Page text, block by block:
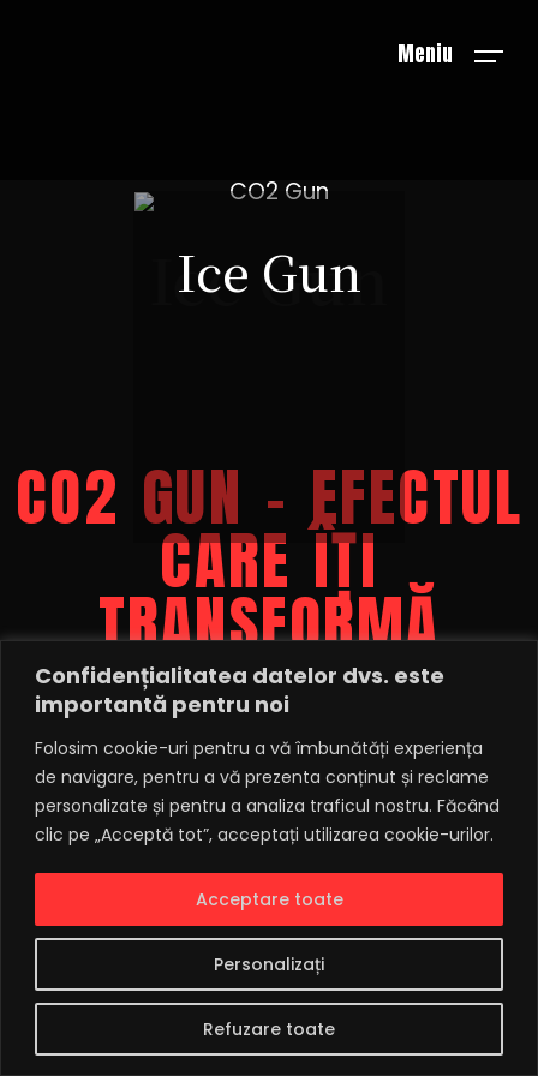
Confidențialitatea datelor dvs. este
importantă pentru noi
Folosim cookie-uri pentru a vă îmbunătăți experiența
de navigare, pentru a vă prezenta conținut și reclame
personalizate și pentru a analiza traficul nostru. Făcând
clic pe „Acceptă tot”, acceptați utilizarea cookie-urilor.
Personalizați
Refuzare toate
Acceptare toate
Meniu
Ice Gun
Ice Gun
CO2 GUN – EFECTUL
CARE ÎȚI
TRANSFORMĂ
EVENIMENTUL ÎNTR-
UN FESTIVAL!
Descoperă *CO2
Gun, noul efect
special care aduce
energia și vibe-ul de
festival direct la